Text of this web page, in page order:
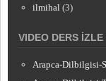
ilmihal (3)
VIDEO DERS İZLE
Arapca-Dilbilgisi-